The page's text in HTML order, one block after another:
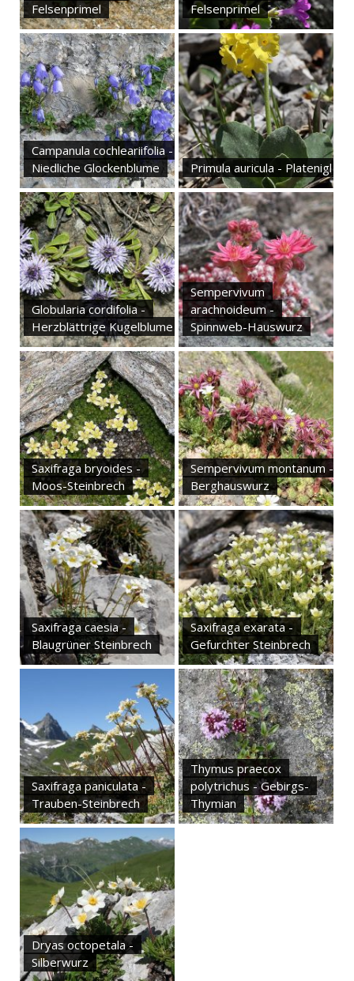
Felsenprimel
Felsenprimel
Campanula cochleariifolia -
Niedliche Glockenblume
Primula auricula - Platenigl
Globularia cordifolia -
Herzblättrige Kugelblume
Sempervivum
arachnoideum -
Spinnweb-Hauswurz
Saxifraga bryoides -
Moos-Steinbrech
Sempervivum montanum -
Berghauswurz
Saxifraga caesia -
Blaugrüner Steinbrech
Saxifraga exarata -
Gefurchter Steinbrech
Saxifraga paniculata -
Trauben-Steinbrech
Thymus praecox
polytrichus - Gebirgs-
Thymian
Dryas octopetala -
Silberwurz